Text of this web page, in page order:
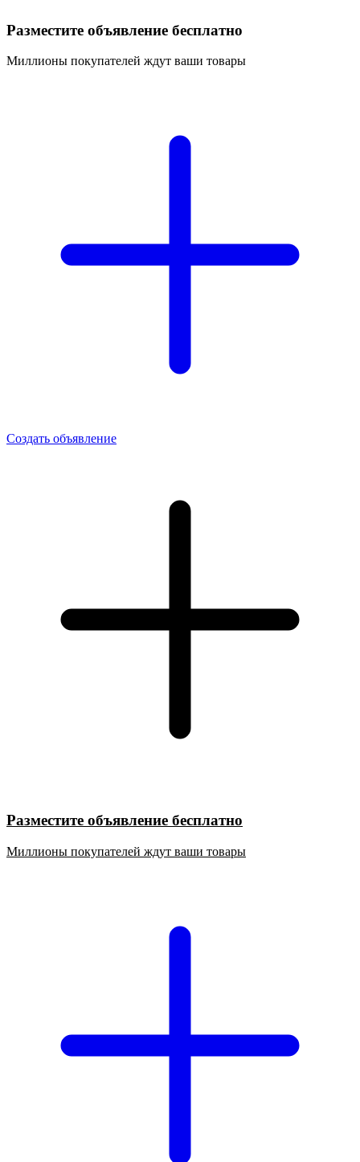
Разместите объявление бесплатно
Миллионы покупателей ждут ваши товары
Создать объявление
Разместите объявление бесплатно
Миллионы покупателей ждут ваши товары